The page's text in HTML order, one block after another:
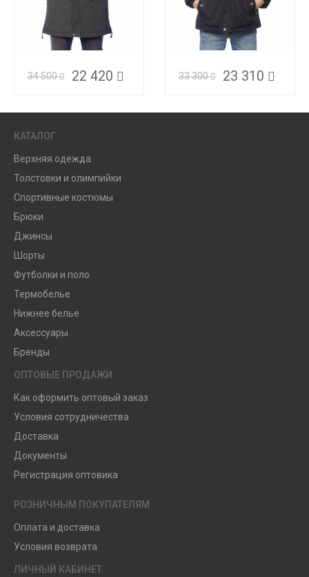
34 500 22 420 33 300 23 310
КАТАЛОГ
Верхняя одежда
Толстовки и олимпийки
Спортивные костюмы
Брюки
Джинсы
Шорты
Футболки и поло
Термобелье
Нижнее белье
Аксессуары
Бренды
ОПТОВЫЕ ПРОДАЖИ
Как оформить оптовый заказ
Условия сотрудничества
Доставка
Документы
Регистрация оптовика
РОЗНИЧНЫМ ПОКУПАТЕЛЯМ
Оплата и доставка
Условия возврата
ЛИЧНЫЙ КАБИНЕТ